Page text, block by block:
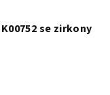
se zirkony